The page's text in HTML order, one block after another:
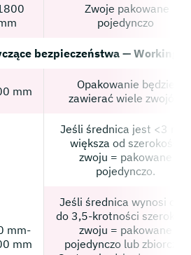
Zwoje pakowane
pojedynczo
bezpieczeństwa —
mm
Opakowanie będzie
zawierać wiele zwojów
mm-
mm
Jeśli średnica jest <3 razy
większa od szerokości
zwoju = pakowane
pojedynczo.
Jeśli średnica wynosi od 3
do 3,5-krotności
zwoju = pakowane
pojedynczo lub zbiorczo.